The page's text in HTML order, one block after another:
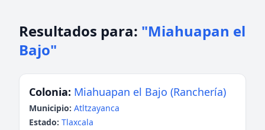
Resultados para: "Miahuapan el
Bajo"
Colonia: Miahuapan el Bajo (Ranchería)
Municipio: Atltzayanca
Estado: Tlaxcala